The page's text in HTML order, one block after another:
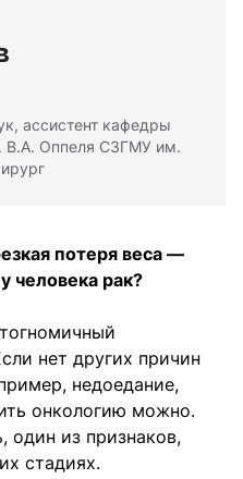
ассистент кафедры
В.А. Оппеля СЗГМУ им.
потеря веса —
человека рак?
нет других причин
недоедание,
онкологию можно.
один из признаков,
стадиях.